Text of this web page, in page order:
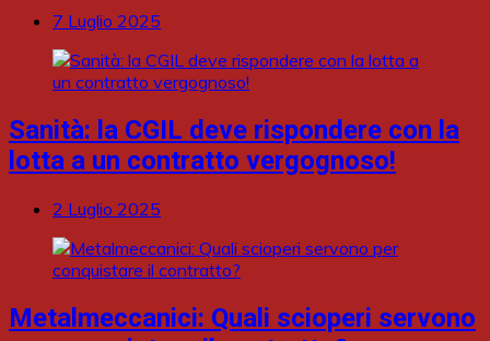
7 Luglio 2025
Sanità: la CGIL deve rispondere con la
lotta a un contratto vergognoso!
2 Luglio 2025
Metalmeccanici: Quali scioperi servono